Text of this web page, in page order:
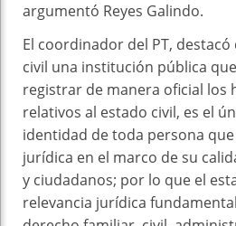
argumentó Reyes Galindo.
El coordinador del PT,
civil una institución pública
registrar de manera oficial los
relativos al estado civil, es el
identidad de toda persona
jurídica en el marco de su
y ciudadanos; por lo que el
relevancia jurídica